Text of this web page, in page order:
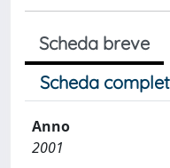
Scheda breve
Scheda
Anno
2001